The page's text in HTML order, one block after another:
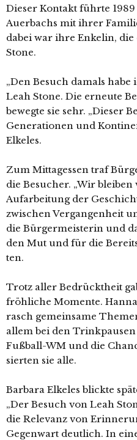
Dieser Kontakt führ­te
Auerbachs mit ihrer
dabei war ihre Enkelin,
Stone.
„Den Besuch damals habe
Leah Stone. Die erneu­te
beweg­te sie sehr. „Dieser
Generationen und
Elkeles.
Zum Mittagessen traf
die Besucher. „Wir
Aufarbeitung der
zwi­schen Vergangenheit
die Bürgermeisterin und
den Mut und für die
ten.
Trotz aller Bedrücktheit
fröh­li­che Momente.
rasch gemein­sa­me
allem bei den
Fußball-WM und die
sier­ten sie alle.
Barbara Elkeles blick­te
„Der Besuch von Leah
die Relevanz von
Gegenwart deut­lich. In